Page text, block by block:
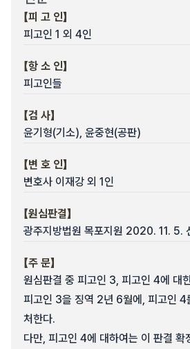
【피 고 인】
피고인 1 외 4인
【항 소 인】
피고인들
【검 사】
윤기형(기소), 윤중현(공판)
【변 호 인】
변호사 이재강 외 1인
【원심판결】
광주지방법원 목포지원 2020. 11. 5.
【주 문】
원심판결 중 피고인 3, 피고인 4에 대
피고인 3을 징역 2년 6월에, 피고인 4
처한다.
다만, 피고인 4에 대하여는 이 판결 확